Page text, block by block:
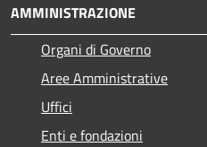
AMMINISTRAZIONE
Organi di Governo
Aree Amministrative
Uffici
Enti e fondazioni